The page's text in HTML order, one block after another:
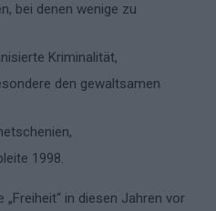
bei denen wenige zu
Kriminalität,
den gewaltsamen
1998.
in diesen Jahren vor